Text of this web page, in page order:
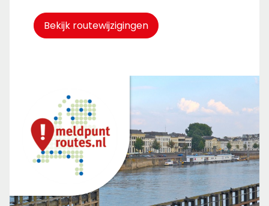
Bekijk routewijzigingen